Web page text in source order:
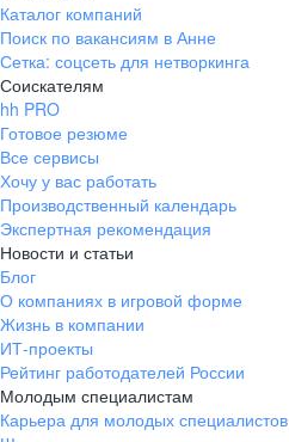
Каталог компаний
Поиск по вакансиям в Анне
Сетка: соцсеть для нетворкинга
Соискателям
hh PRO
Готовое резюме
Все сервисы
Хочу у вас работать
Производственный календарь
Экспертная рекомендация
Новости и статьи
Блог
О компаниях в игровой форме
Жизнь в компании
ИТ-проекты
Рейтинг работодателей России
Молодым специалистам
Карьера для молодых специалистов